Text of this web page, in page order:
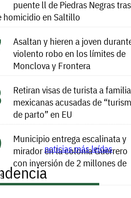
puente ll de Piedras Negras tras
homicidio en Saltillo
Asaltan y hieren a joven
violento robo en los límites de
Monclova y Frontera
Retiran visas de turista a
mexicanas acusadas de
de parto” en EU
Municipio entrega escalinata y
mirador en la colonia Guerrero
con inversión de 2 millones de
noticias más leídas